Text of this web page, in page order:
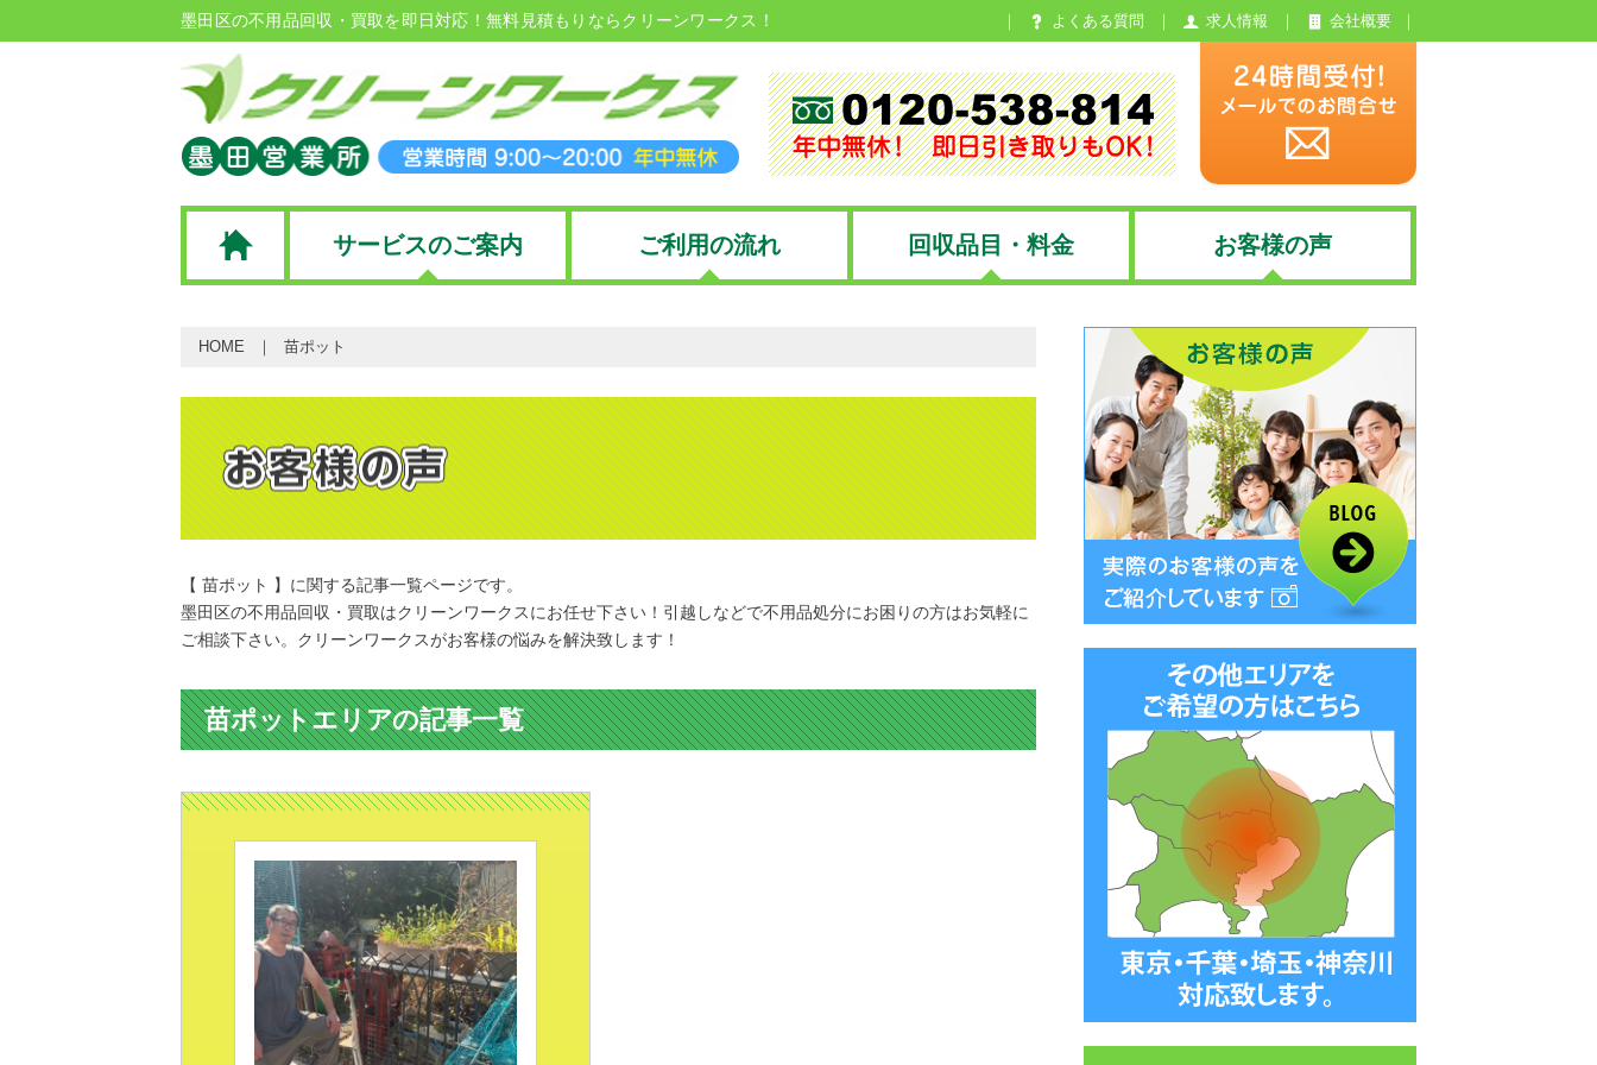
墨田区の不用品回収・買取を即日対応！無料見積もりならクリーンワークス！ よくある質問 求人情報 会社概要
サービスのご案内 ご利用の流れ 回収品目・料金 お客様の声
HOME 苗ポット
【 苗ポット 】に関する記事一覧ページです。
墨田区の不用品回収・買取はクリーンワークスにお任せ下さい！引越しなどで不用品処分にお困りの方はお気軽に
ご相談下さい。クリーンワークスがお客様の悩みを解決致します！
苗ポットエリアの記事一覧